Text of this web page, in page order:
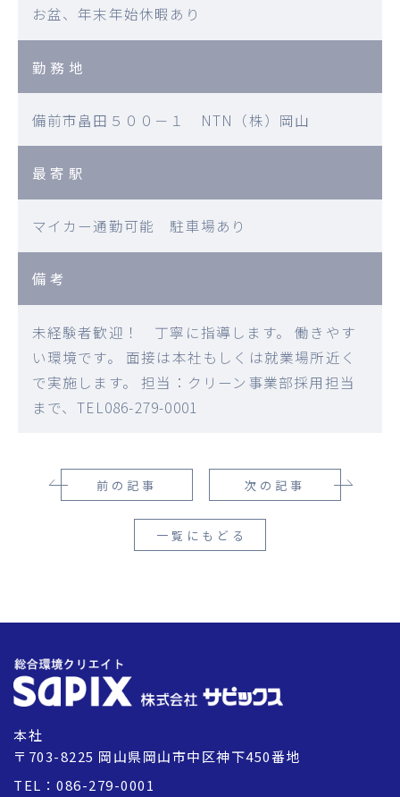
お盆、年末年始休暇あり
勤務地
備前市畠田５００－１ NTN（株）岡山
最寄駅
マイカー通勤可能 駐車場あり
備考
未経験者歓迎！ 丁寧に指導します。 働きやす
い環境です。 面接は本社もしくは就業場所近く
で実施します。 担当：クリーン事業部採用担当
まで、TEL086-279-0001
前の記事 次の記事
一覧にもどる
本社
〒703-8225 岡山県岡山市中区神下450番地
TEL：086-279-0001